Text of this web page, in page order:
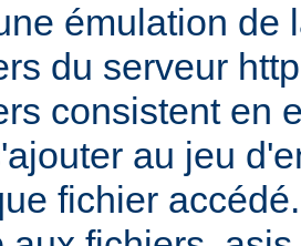
émulation de
du serveur
consistent en
au jeu
fichier